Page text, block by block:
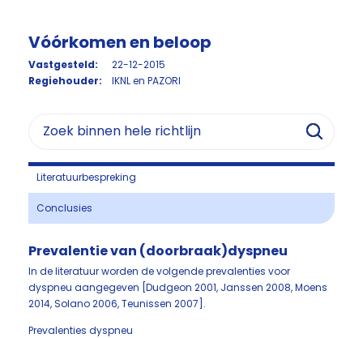
Vóórkomen en beloop
Vastgesteld:
22-12-2015
Regiehouder:
IKNL en PAZORI
Literatuurbespreking
Conclusies
Prevalentie van (doorbraak)dyspneu
In de literatuur worden de volgende prevalenties voor
dyspneu aangegeven [Dudgeon 2001, Janssen 2008, Moens
2014, Solano 2006, Teunissen 2007].
Prevalenties dyspneu